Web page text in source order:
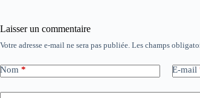
Laisser un commentaire
Votre adresse e-mail ne sera pas publiée. Les champs
Nom * E-mail